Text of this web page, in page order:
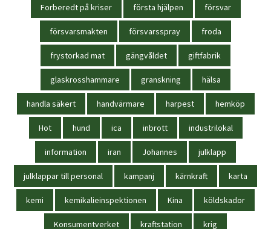
Forberedt på kriser första hjälpen försvar
försvarsmakten försvarsspray froda
frystorkad mat gängvåldet giftfabrik
glaskrosshammare granskning hälsa
handla säkert handvärmare harpest hemköp
Hot hund ica inbrott industrilokal
information iran Johannes julklapp
julklappar till personal kampanj kärnkraft karta
kemi kemikalieinspektionen Kina köldskador
Konsumentverket kraftstation krig